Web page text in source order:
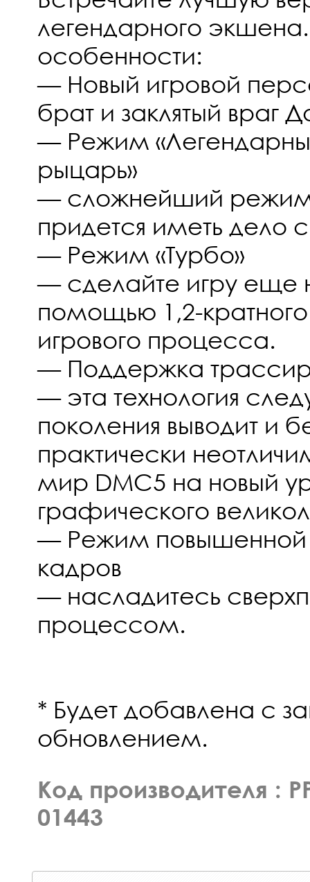
легендарного
особенности:
— Новый игровой
брат и заклятый враг
— Режим
рыцарь»
— сложнейший
придется иметь дело
— Режим «Турбо»
— сделайте игру еще
помощью 1,2-
игрового процесса.
— Поддержка
— эта технология
поколения выводит и
практически
мир DMC5 на новый
графического
— Режим повышенной
кадров
— насладитесь
процессом.
* Будет добавлена с
обновлением.
Код производителя :
01443